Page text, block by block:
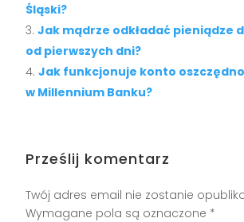
Śląski?
Jak mądrze odkładać pieniądze
od pierwszych dni?
Jak funkcjonuje konto
w Millennium Banku?
Prześlij komentarz
Twój adres email nie zostanie
Wymagane pola są oznaczone *